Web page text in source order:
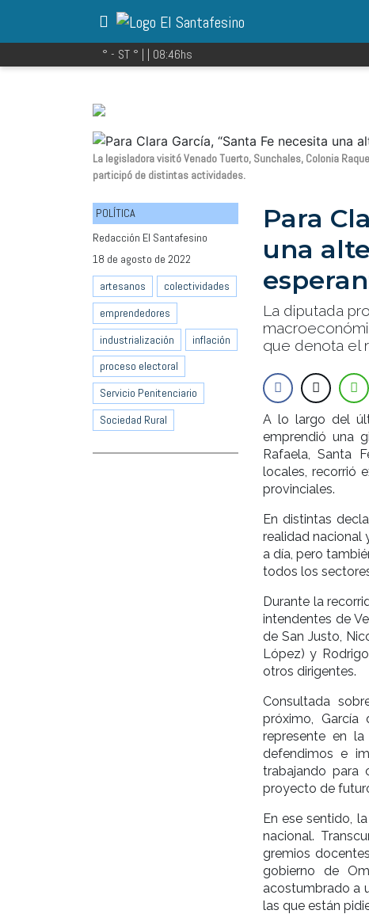
° - ST ° | | 08:46hs
La legisladora visitó Venado Tuerto, Sunchales, Colonia
participó de distintas actividades.
POLÍTICA
Redacción El Santafesino
18 de agosto de 2022
artesanos
colectividades
emprendedores
industrialización
inflación
proceso electoral
Servicio Penitenciario
Sociedad Rural
Para
una
La diputada
que denota el
A lo largo del
emprendió una
Rafaela, Santa
locales, recorrió
provinciales.
En distintas
realidad nacional
a día, pero
todos los
Durante la
intendentes de
de San Justo,
López) y
otros dirigentes.
Consultada
próximo,
represente en
defendimos e
trabajando para
proyecto de
En ese sentido,
nacional.
gremios
gobierno de
acostumbrado a
las que están